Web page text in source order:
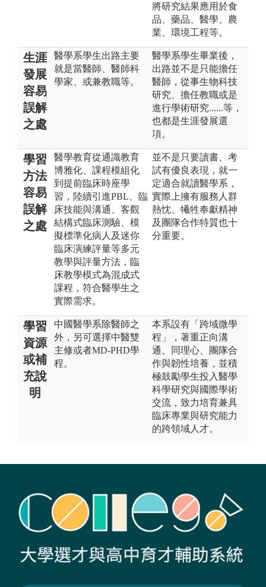
將研究結果應用於食
品、藥品、醫學、農
業、環境工程等。
生涯
發展
容易
誤解
之處
醫學系學生出路主要
就是當醫師、醫師科
學家、或兼教職等。
醫學系學生畢業後，
出路並不是只能擔任
醫師，從事生物科技
研究、擔任教職或是
進行學術研究......等，
也都是生涯發展選
項。
學習
方法
容易
誤解
之處
醫學教育從通識教育
博雅化、課程模組化
到提前臨床時座學
習，陸續引進PBL、臨
床技能與溝通、客觀
結構式臨床測驗、模
擬標準化病人及迷你
臨床演練評量等多元
教學與評量方法，臨
床教學模式為混成式
課程，符合醫學生之
實際需求。
並不是只要讀書、考
試有優良表現，就一
定適合就讀醫學系，
實際上擁有服務人群
熱忱、犧牲奉獻精神
及團隊合作特質也十
分重要。
學習
資源
或補
充說
明
中國醫學系除醫師之
外，另可選擇中醫雙
主修或者MD-PHD學
程。
本系設有「跨域微學
程」，著重正向溝
通、同理心、團隊合
作與韌性培養，並積
極鼓勵學生投入醫學
科學研究與國際學術
交流，致力培育兼具
臨床專業與研究能力
的跨領域人才。